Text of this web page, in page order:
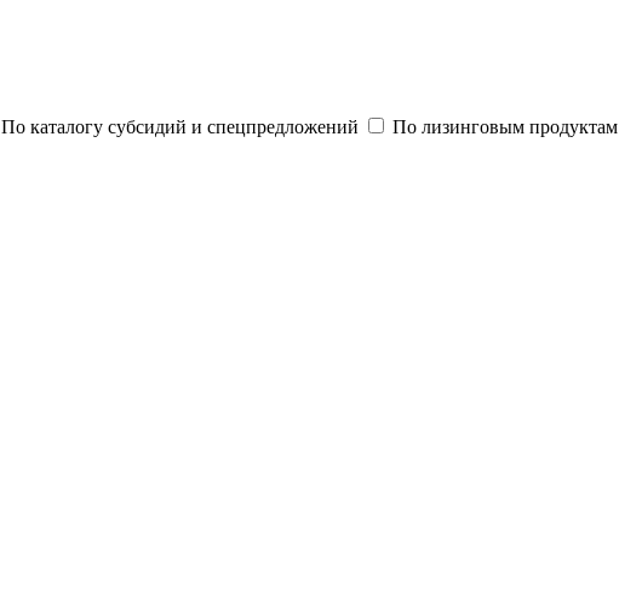
По каталогу субсидий и спецпредложений По лизинговым продуктам